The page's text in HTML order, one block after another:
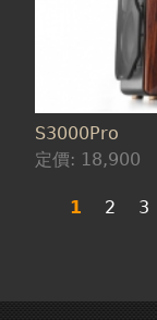
S3000Pro
定價: 18,900
1 2 3